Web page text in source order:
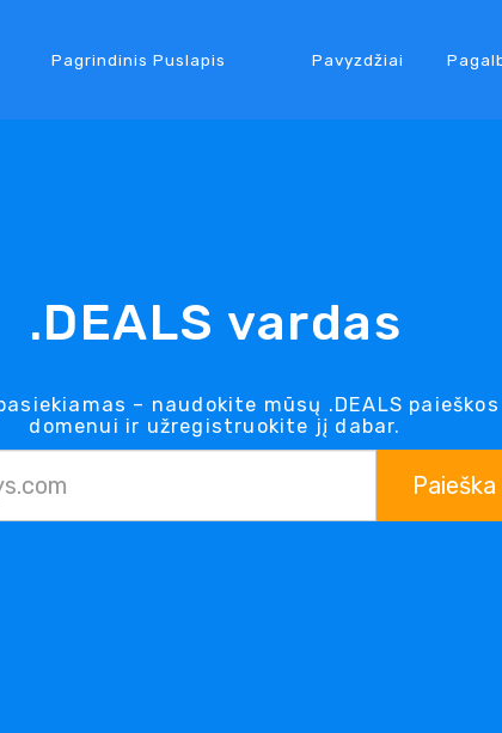
Pagrindinis Puslapis Pavyzdžiai
.DEALS vardas
– naudokite mūsų .DEALS
domenui ir užregistruokite jį dabar.
Paieška